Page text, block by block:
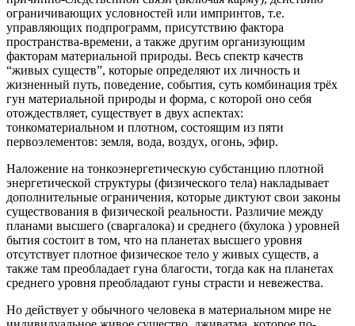
ограничивающих условностей или импринтов, т.е.
управляющих подпрограмм, присутствию фактора
пространства-времени, а также другим организующим
факторам материальной природы. Весь спектр качеств
“живых существ”, которые определяют их личность и
жизненный путь, поведение, события, суть комбинация трёх
гун материальной природы и форма, с которой оно себя
отождествляет, существует в двух аспектах:
тонкоматериальном и плотном, состоящим из пяти
первоэлементов: земля, вода, воздух, огонь, эфир.
Наложение на тонкоэнергетическую субстанцию плотной
энергетической структуры (физического тела) накладывает
дополнительные ограничения, которые диктуют свои законы
существования в физической реальности. Различие между
планами высшего (сваргалока) и среднего (бхулока ) уровней
бытия состоит в том, что на планетах высшего уровня
отсутствует плотное физическое тело у живых существ, а
также там преобладает гуна благости, тогда как на планетах
среднего уровня преобладают гуны страсти и невежества.
Но действует у обычного человека в материальном мире не